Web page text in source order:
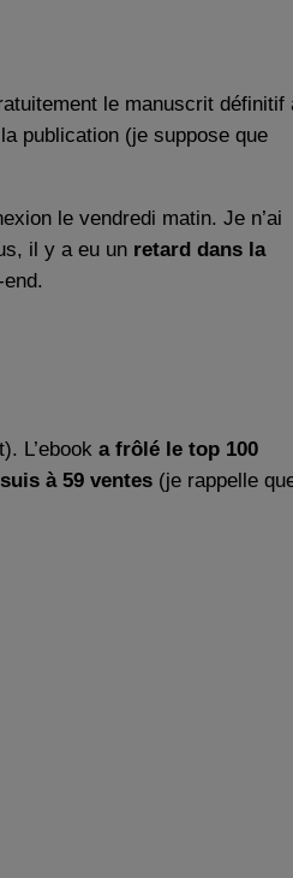
le manuscrit définitif
publication (je suppose que
le vendredi matin. Je n’ai
il y a eu un retard dans la
L’ebook a frôlé le top 100
suis à 59 ventes (je rappelle